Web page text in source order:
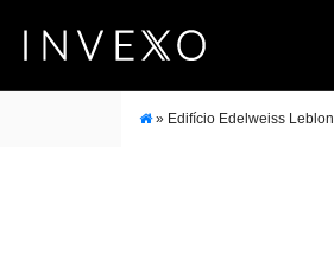
» Edifício Edelweiss Leblon